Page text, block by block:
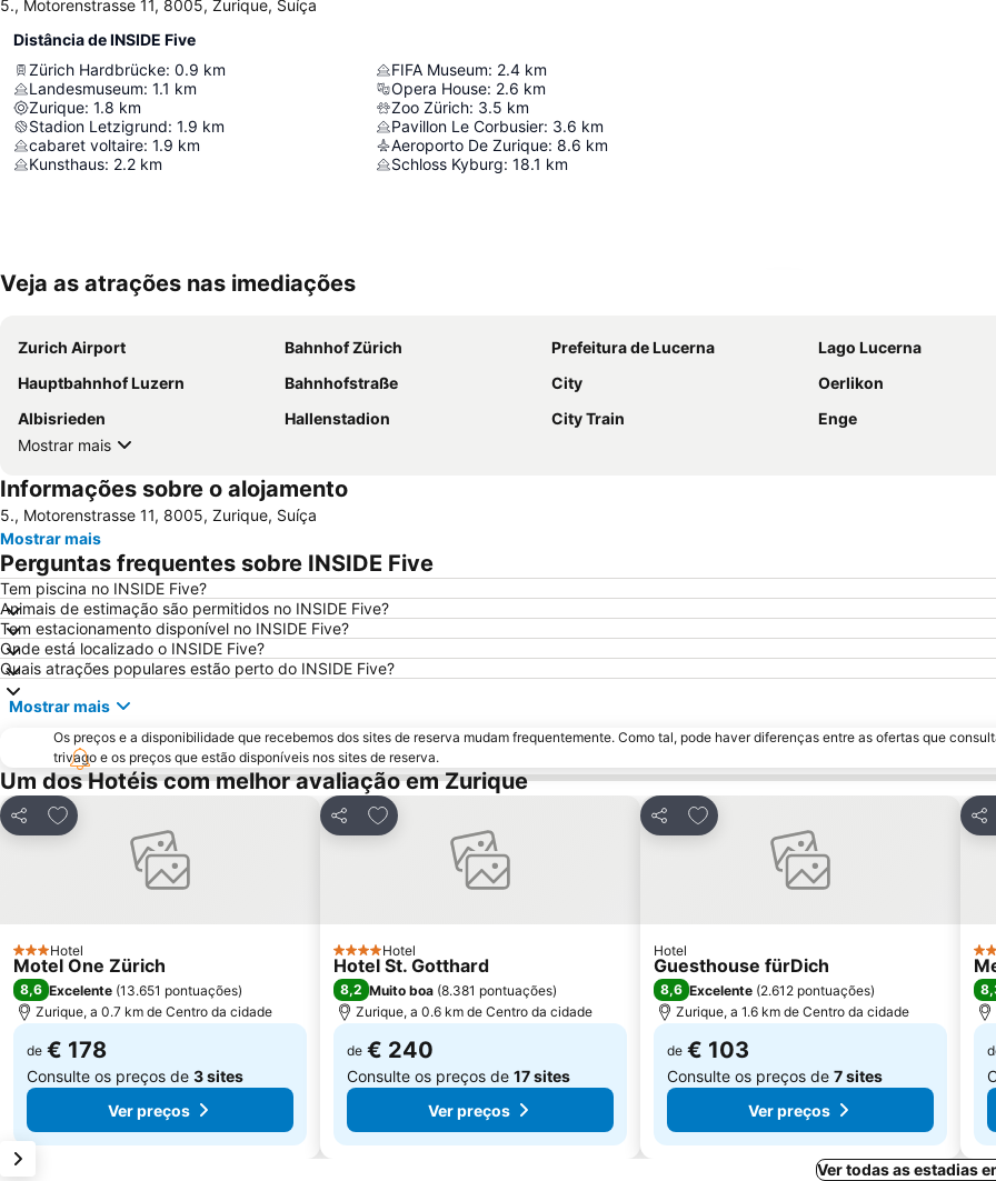
5., Motorenstrasse 11, 8005, Zurique, Suíça
Distância de INSIDE Five
Zürich Hardbrücke: 0.9 km
Landesmuseum: 1.1 km
Zurique: 1.8 km
Stadion Letzigrund: 1.9 km
cabaret voltaire: 1.9 km
Kunsthaus: 2.2 km
FIFA Museum: 2.4 km
Opera House: 2.6 km
Zoo Zürich: 3.5 km
Pavillon Le Corbusier: 3.6 km
Aeroporto De Zurique: 8.6 km
Schloss Kyburg: 18.1 km
Veja as atrações nas imediações
Zurich Airport Bahnhof Zürich Prefeitura de Lucerna
Lago Lucerna
Hauptbahnhof Luzern
Bahnhofstraße City
Oerlikon
Albisrieden
Hallenstadion City Train
Enge
Mostrar mais
Informações sobre o alojamento
5., Motorenstrasse 11, 8005, Zurique, Suíça
Mostrar mais
Perguntas frequentes sobre INSIDE Five
Tem piscina no INSIDE Five?
Animais de estimação são permitidos no INSIDE Five?
Tem estacionamento disponível no INSIDE Five?
Onde está localizado o INSIDE Five?
Quais atrações populares estão perto do INSIDE Five?
Mostrar mais
Os preços e a disponibilidade que recebemos dos sites de reserva mudam frequentemente. Como tal, pode haver diferenças entre as ofertas que
trivago e os preços que estão disponíveis nos sites de reserva.
Um dos Hotéis com melhor avaliação em Zurique
Partilhar
Adicionar aos favoritos
3 Estrelas
Hotel
Motel One Zürich
8,6 Excelente (13.651 pontuações)
Zurique, a 0.7 km de Centro da cidade
de € 178
Consulte os preços de 3 sites
Ver preços
Partilhar
Adicionar aos favoritos
4 Estrelas
Hotel
Hotel St. Gotthard
8,2 Muito boa (8.381 pontuações)
Zurique, a 0.6 km de Centro da cidade
de € 240
Consulte os preços de 17 sites
Ver preços
Partilhar
Adicionar aos favoritos
Hotel
Guesthouse fürDich
8,6 Excelente (2.612 pontuações)
Zurique, a 1.6 km de Centro da cidade
de € 103
Consulte os preços de 7 sites
Ver preços
4
Ver todas as estadias